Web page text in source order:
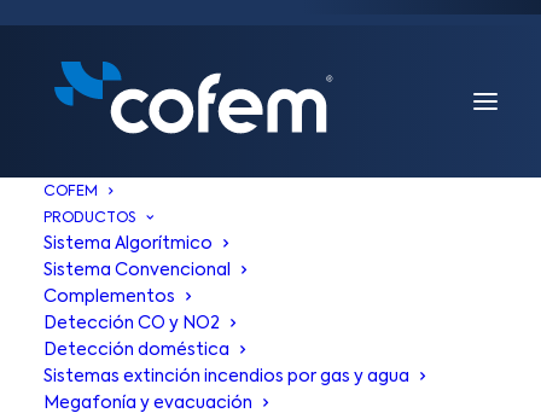
COFEM
PRODUCTOS
Sistema Algorítmico
Sistema Convencional
Complementos
Detección CO y NO2
Detección doméstica
Sistemas extinción incendios por gas y agua
Megafonía y evacuación
Kellenfol